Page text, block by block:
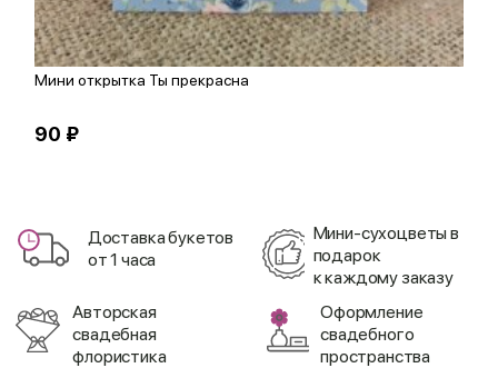
Мини открытка Ты прекрасна
90 ₽
Доставка букетов
от 1 часа
Мини-сухоцветы в
подарок
к каждому заказу
Авторская
свадебная
флористика
Оформление
свадебного
пространства